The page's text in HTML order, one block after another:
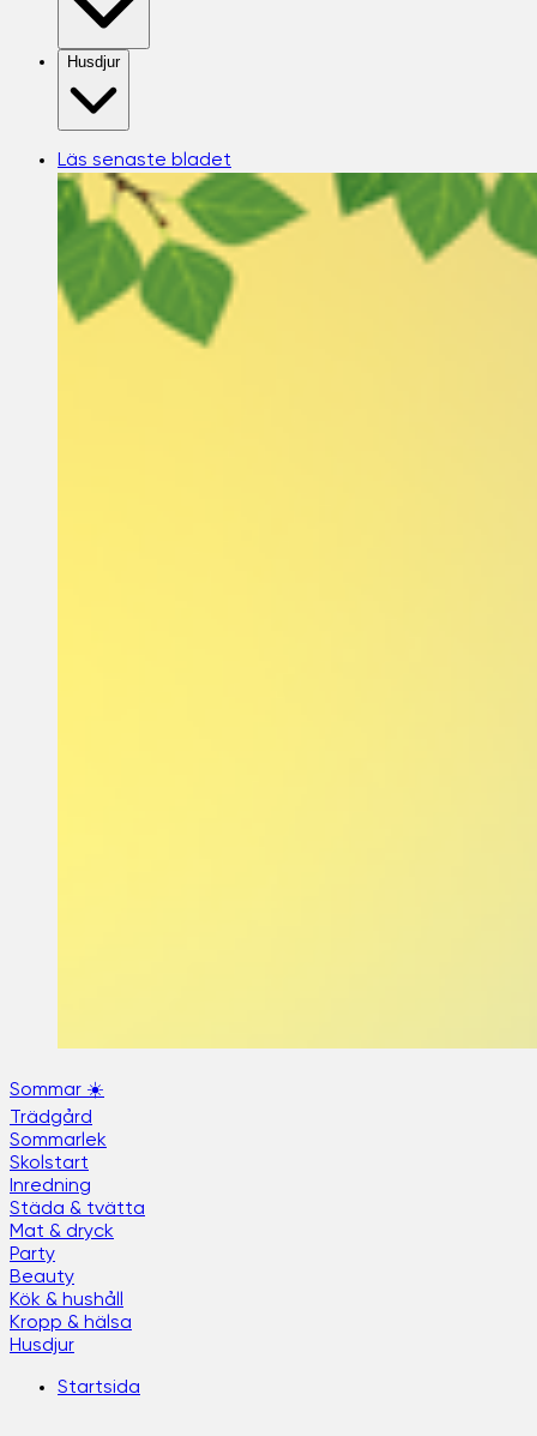
Husdjur
Läs senaste bladet
Sommar ☀️
Trädgård
Sommarlek
Skolstart
Inredning
Städa & tvätta
Mat & dryck
Party
Beauty
Kök & hushåll
Kropp & hälsa
Husdjur
Startsida